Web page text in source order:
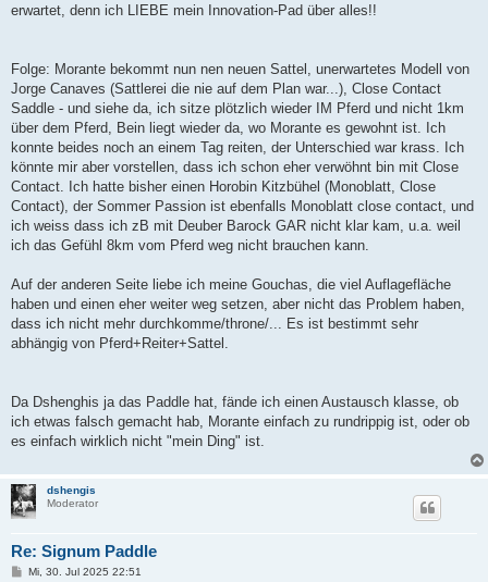
erwartet, denn ich LIEBE mein Innovation-Pad über alles!!
Folge: Morante bekommt nun nen neuen Sattel, unerwartetes Modell von
Jorge Canaves (Sattlerei die nie auf dem Plan war...), Close Contact
Saddle - und siehe da, ich sitze plötzlich wieder IM Pferd und nicht 1km
über dem Pferd, Bein liegt wieder da, wo Morante es gewohnt ist. Ich
konnte beides noch an einem Tag reiten, der Unterschied war krass. Ich
könnte mir aber vorstellen, dass ich schon eher verwöhnt bin mit Close
Contact. Ich hatte bisher einen Horobin Kitzbühel (Monoblatt, Close
Contact), der Sommer Passion ist ebenfalls Monoblatt close contact, und
ich weiss dass ich zB mit Deuber Barock GAR nicht klar kam, u.a. weil
ich das Gefühl 8km vom Pferd weg nicht brauchen kann.
Auf der anderen Seite liebe ich meine Gouchas, die viel Auflagefläche
haben und einen eher weiter weg setzen, aber nicht das Problem haben,
dass ich nicht mehr durchkomme/throne/... Es ist bestimmt sehr
abhängig von Pferd+Reiter+Sattel.
Da Dshenghis ja das Paddle hat, fände ich einen Austausch klasse, ob
ich etwas falsch gemacht hab, Morante einfach zu rundrippig ist, oder ob
es einfach wirklich nicht "mein Ding" ist.
dshengis
Moderator
Re: Signum Paddle
BMi, 30. Jul 2025 22:51